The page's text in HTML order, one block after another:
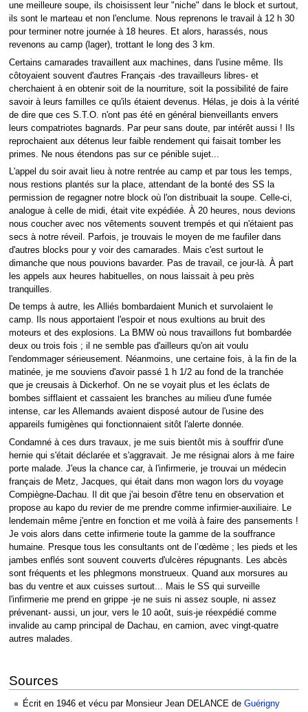
une meilleure soupe, ils choisissent leur "niche" dans le block et surtout,
ils sont le marteau et non l'enclume. Nous reprenons le travail à 12 h 30
pour terminer notre journée à 18 heures. Et alors, harassés, nous
revenons au camp (lager), trottant le long des 3 km.
Certains camarades travaillent aux machines, dans l'usine même. Ils
côtoyaient souvent d'autres Français -des travailleurs libres- et
cherchaient à en obtenir soit de la nourriture, soit la possibilité de faire
savoir à leurs familles ce qu'ils étaient devenus. Hélas, je dois à la vérité
de dire que ces S.T.O. n'ont pas été en général bienveillants envers
leurs compatriotes bagnards. Par peur sans doute, par intérêt aussi ! Ils
reprochaient aux détenus leur faible rendement qui faisait tomber les
primes. Ne nous étendons pas sur ce pénible sujet...
L'appel du soir avait lieu à notre rentrée au camp et par tous les temps,
nous restions plantés sur la place, attendant de la bonté des SS la
permission de regagner notre block où l'on distribuait la soupe. Celle-ci,
analogue à celle de midi, était vite expédiée. À 20 heures, nous devions
nous coucher avec nos vêtements souvent trempés et qui n'étaient pas
secs à notre réveil. Parfois, je trouvais le moyen de me faufiler dans
d'autres blocks pour y voir des camarades. Mais c'est surtout le
dimanche que nous pouvions bavarder. Pas de travail, ce jour-là. À part
les appels aux heures habituelles, on nous laissait à peu près
tranquilles.
De temps à autre, les Alliés bombardaient Munich et survolaient le
camp. Ils nous apportaient l'espoir et nous exultions au bruit des
moteurs et des explosions. La BMW où nous travaillons fut bombardée
deux ou trois fois ; il ne semble pas d'ailleurs qu'on ait voulu
l'endommager sérieusement. Néanmoins, une certaine fois, à la fin de la
matinée, je me souviens d'avoir passé 1 h 1/2 au fond de la tranchée
que je creusais à Dickerhof. On ne se voyait plus et les éclats de
bombes sifflaient et cassaient les branches au milieu d'une fumée
intense, car les Allemands avaient disposé autour de l'usine des
appareils fumigènes qui fonctionnaient sitôt l'alerte donnée.
Condamné à ces durs travaux, je me suis bientôt mis à souffrir d'une
hernie qui s'était déclarée et s'aggravait. Je me résignai alors à me faire
porte malade. J'eus la chance car, à l'infirmerie, je trouvai un médecin
français de Metz, Jacques, qui était dans mon wagon lors du voyage
Compiègne-Dachau. Il dit que j'ai besoin d'être tenu en observation et
propose au kapo du revier de me prendre comme infirmier-auxiliaire. Le
lendemain même j'entre en fonction et me voilà à faire des pansements !
Je vois alors dans cette infirmerie toute la gamme de la souffrance
humaine. Presque tous les consultants ont de l’œdème ; les pieds et les
jambes enflés sont souvent couverts d'ulcères répugnants. Les abcès
sont fréquents et les phlegmons monstrueux. Quand aux morsures au
bas du ventre et aux cuisses surtout... Mais le SS qui surveille
l'infirmerie me prend en grippe -je ne suis ni assez souple, ni assez
prévenant- aussi, un jour, vers le 10 août, suis-je réexpédié comme
invalide au camp principal de Dachau, en camion, avec vingt-quatre
autres malades.
Sources
Écrit en 1946 et vécu par Monsieur Jean DELANCE de Guérigny